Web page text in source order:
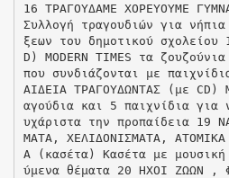
16 ΤΡΑΓΟΥΔΑΜΕ­ ΧΟΡΕΥΟΥΜΕ­
Συλλογή τραγουδιών για
ξεων του δημοτικού
D) MODERN TIMES τα
που συνδιάζονται με
ΑΙΔΕΙΑ ΤΡΑΓΟΥΔΩΝΤΑΣ (με CD)
αγούδια και 5 παιχνίδια για
υχάριστα την προπαίδεια 19
ΜΑΤΑ, ΧΕΛΙΔΟΝΙΣΜΑΤΑ,
Α (κασέτα) Κασέτα με μουσική
ύμενα θέματα 20 ΗΧΟΙ ΖΩΩΝ ,